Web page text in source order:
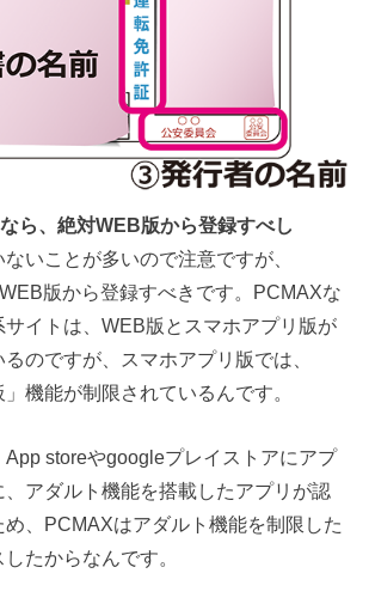
ら、絶対WEB版から登録すべし
いことが多いので注意ですが、
版から登録すべきです。PCMAXな
サイトは、WEB版とスマホアプリ版が
のですが、スマホアプリ版では、
」機能が制限されているんです。
App storeやgoogleプレイストアにアプ
、アダルト機能を搭載したアプリが認
、PCMAXはアダルト機能を制限した
たからなんです。